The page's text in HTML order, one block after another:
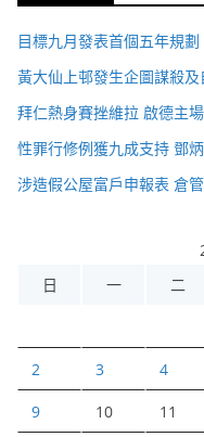
目標九月發表首個五年規
黃大仙上邨發生企圖謀殺
拜仁熱身賽挫維拉 啟德主
性罪行修例獲九成支持 鄧
涉造假公屋富戶申報表 倉
日
一 二
2 3 4
9 10 11